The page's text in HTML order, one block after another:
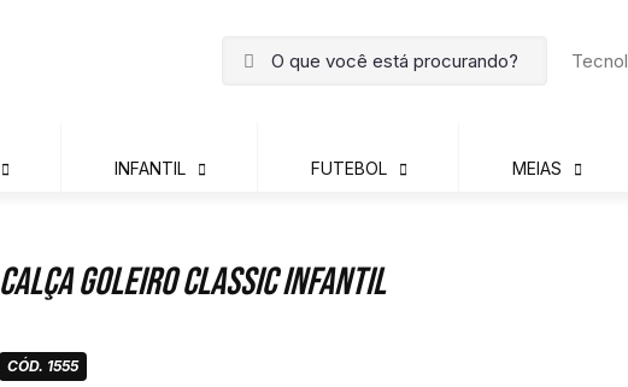
INFANTIL FUTEBOL MEIAS
Calça Goleiro Classic Infantil
CÓD. 1555